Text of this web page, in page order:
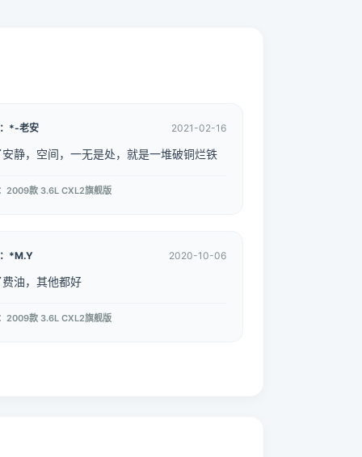
*-老安 2021-02-16
安静，空间，一无是处，就是一堆破铜烂铁
车型：2009款 3.6L CXL2旗舰版
*M.Y 2020-10-06
费油，其他都好
车型：2009款 3.6L CXL2旗舰版